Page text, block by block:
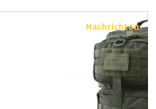
Nachrichten